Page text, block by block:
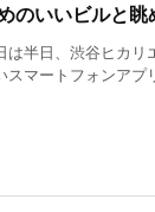
のいいビルと眺
は半日、渋谷ヒカリ
スマートフォンアプ